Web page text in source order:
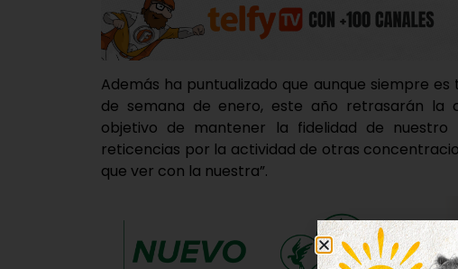
Además ha puntualizado que aunque siempre
de semana de enero, este año retrasarán la
objetivo de mantener la fidelidad de
reticencias por la actividad de otras
que ver con la nuestra”.